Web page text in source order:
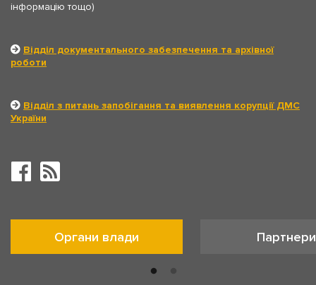
інформацію тощо)
Відділ документального забезпечення та архівної
роботи
Відділ з питань запобігання та виявлення корупції ДМС
України
Органи влади Партнери